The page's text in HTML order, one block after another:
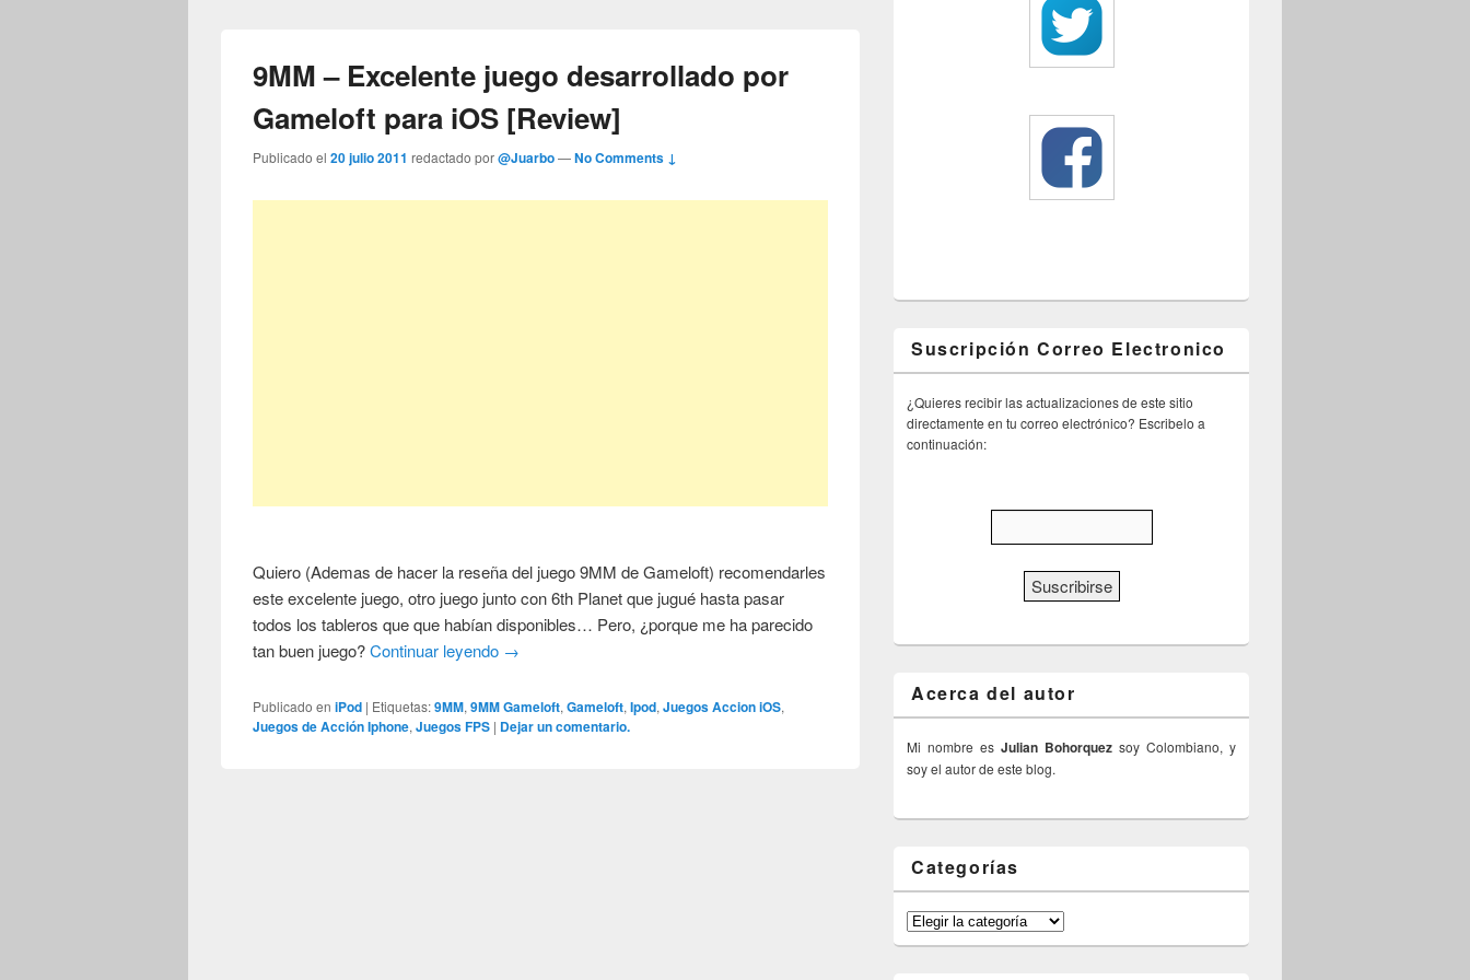
9MM – Excelente juego desarrollado por
Gameloft para iOS [Review]
Publicado el20 julio 2011 redactado por@Juarbo—No Comments ↓
Quiero (Ademas de hacer la reseña del juego 9MM de Gameloft) recomendarles
este excelente juego, otro juego junto con 6th Planet que jugué hasta pasar
todos los tableros que que habían disponibles… Pero, ¿porque me ha parecido
tan buen juego?Continuar leyendo →
Publicado en iPod | Etiquetas:9MM,9MM Gameloft,Gameloft,Ipod,Juegos Accion iOS,
Juegos de Acción Iphone,Juegos FPS | Dejar un comentario.
Suscripción Correo Electronico
¿Quieres recibir las actualizaciones de este sitio
directamente en tu correo electrónico? Escribelo a
continuación:
Acerca del autor
Mi nombre es Julian Bohorquez soy Colombiano, y
soy el autor de este blog.
Categorías
Categorías